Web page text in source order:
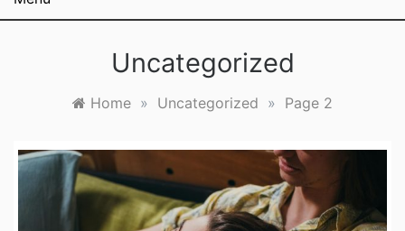
Uncategorized
Home » Uncategorized » Page 2